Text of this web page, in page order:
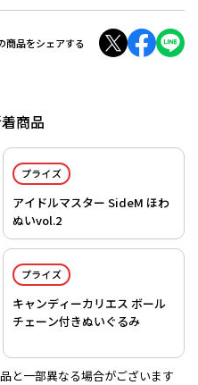
商品をシェアする
商品
プライズ
アイドルマスター SideM ほわ
ぬいvol.2
プライズ
キャンディーカリエス ボール
チェーン付きぬいぐるみ
と一部異なる場合がございます